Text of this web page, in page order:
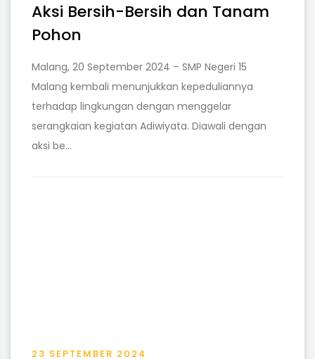
Aksi Bersih-Bersih dan Tanam
Pohon
Malang, 20 September 2024 – SMP Negeri 15
Malang kembali menunjukkan kepeduliannya
terhadap lingkungan dengan menggelar
serangkaian kegiatan Adiwiyata. Diawali dengan
aksi be...
23 SEPTEMBER 2024